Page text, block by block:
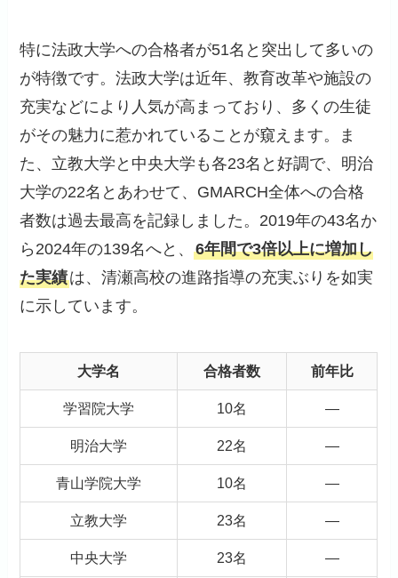
特に法政大学への合格者が51名と突出して多いの
が特徴です。法政大学は近年、教育改革や施設の
充実などにより人気が高まっており、多くの生徒
がその魅力に惹かれていることが窺えます。ま
た、立教大学と中央大学も各23名と好調で、明治
大学の22名とあわせて、GMARCH全体への合格
者数は過去最高を記録しました。2019年の43名か
ら2024年の139名へと、6年間で3倍以上に増加し
た実績は、清瀬高校の進路指導の充実ぶりを如実
に示しています。
大学名 合格者数 前年比
学習院大学 10名 ―
明治大学 22名 ―
青山学院大学 10名 ―
立教大学 23名 ―
中央大学 23名 ―